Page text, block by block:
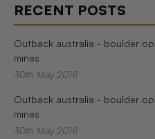
RECENT POSTS
Outback australia - boulder
mines
30th May 2018
Outback australia - boulder
mines
30th May 2018